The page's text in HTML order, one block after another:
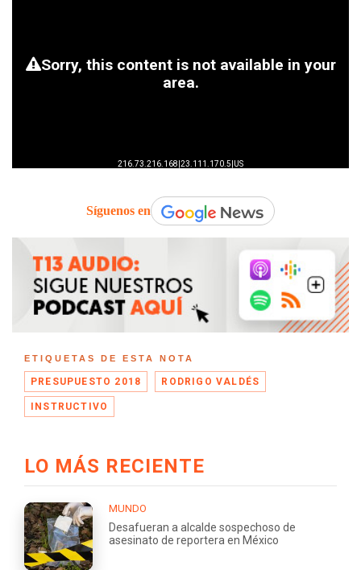
Síguenos en
ETIQUETAS DE ESTA NOTA
PRESUPUESTO 2018 RODRIGO VALDÉS
INSTRUCTIVO
LO MÁS RECIENTE
MUNDO
Desafueran a alcalde sospechoso de
asesinato de reportera en México